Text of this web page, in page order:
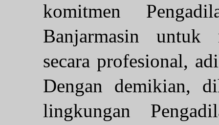
komitmen
Banjarmasin untuk
secara profesional,
Dengan demikian,
lingkungan